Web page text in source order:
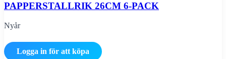
PAPPERSTALLRIK 26CM 6-PACK
Nyår
Logga in för att köpa